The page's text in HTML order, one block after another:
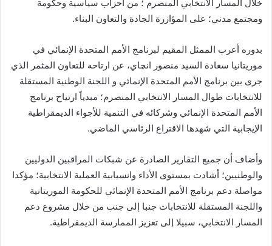
خلال المسار الانتخابي المنصرم ؛ من أحزاب سياسية وحكومة
ومجتمع مدني؛ على المؤازرة الجادة والتعاون البناء.
بدوره أعرب الممثل المقيم لبرنامج الأمم المتحدة الإنمائي في
موريتانيا سعادة السيد منصور انچاي، عن ارتاحه للتعاون المثمر الذي
جرى بين برنامج الأمم المتحدة الإنمائي و اللجنة الوطنية المستقلة
للانتخابات طوال المسار الانتخابي المنصرم؛ مبدياً ارتياح برنامج
الأمم المتحدة الإنمائي وشركائه في التنمية للأجواء الديمقراطية
الإيجابية التي شهدها الاقتراع الرئاسي الماضي.
وأضاف أن جميع التقارير الصادرة عن شبكات المراقبين الدوليين
والوطنيين؛ أشادت بمستوى الأداء وانسيابية العملية الانتخابية؛ مؤكدا
مواصلة دعم برنامج الأمم المتحدة الإنمائي للحكومة الموريتانية
واللجنة المستقلة للانتخابات جنبا إلى جنب من خلال مشروع دعم
المسار الانتخابي، سبيلا إلى تعزيز الممارسة الديمقراطية.